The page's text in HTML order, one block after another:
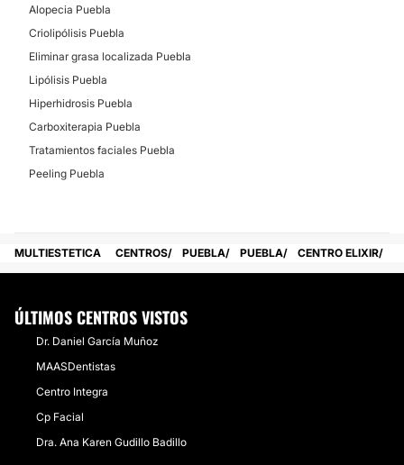
Alopecia Puebla
Criolipólisis Puebla
Eliminar grasa localizada Puebla
Lipólisis Puebla
Hiperhidrosis Puebla
Carboxiterapia Puebla
Tratamientos faciales Puebla
Peeling Puebla
MULTIESTETICA CENTROS PUEBLA PUEBLA CENTRO ELIXIR
ÚLTIMOS CENTROS VISTOS
Dr. Daniel García Muñoz
MAASDentistas
Centro Integra
Cp Facial
Dra. Ana Karen Gudillo Badillo